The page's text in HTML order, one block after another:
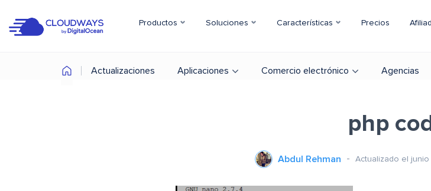
Productos Soluciones Características Precios
Actualizaciones Aplicaciones Comercio electrónico Agencias
php
Abdul Rehman Actualizado el junio